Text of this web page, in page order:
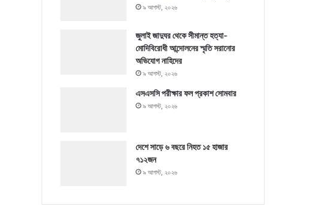
৯ আগস্ট, ২০২৬
জুলাই জাদুঘর থেকে সীমান্ত হত্যা-
মোদিবিরোধী আন্দোলনের স্মৃতি সরানোর
অভিযোগ নাহিদের
৯ আগস্ট, ২০২৬
এসএসসি পরীক্ষার ফল প্রকাশ সোমবার
৯ আগস্ট, ২০২৬
দেশে সাড়ে ৬ বছরে নিহত ১৫ হাজার
৭১২জন
৯ আগস্ট, ২০২৬